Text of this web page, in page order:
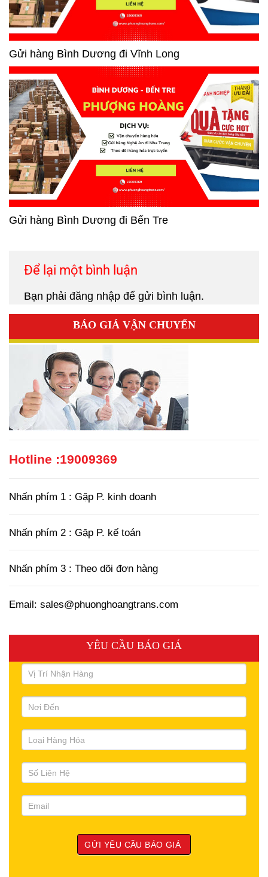
Gửi hàng Bình Dương đi Vĩnh Long
Gửi hàng Bình Dương đi Bến Tre
Để lại một bình luận
Bạn phải đăng nhập để gửi bình luận.
BÁO GIÁ VẬN CHUYỂN
Hotline :19009369
Nhấn phím 1 : Gặp P. kinh doanh
Nhấn phím 2 : Gặp P. kế toán
Nhấn phím 3 : Theo dõi đơn hàng
Email: sales@phuonghoangtrans.com
YÊU CẦU BÁO GIÁ